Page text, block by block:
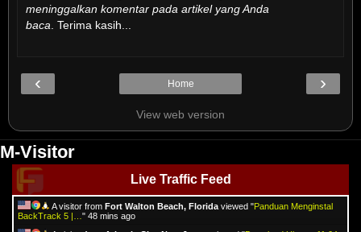
meninggalkan komentar pada artikel yang Anda
baca . Terima kasih...
‹ ›
Home
View web version
M-Visitor
Live Traffic Feed
A visitor from Fort Walton Beach, Florida viewed "Panduan Menginstal
BackTrack 5 |… " 48 mins ago